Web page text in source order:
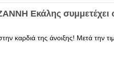
Εκάλης συμμετέχει
καρδιά της άνοιξης! Μετά την